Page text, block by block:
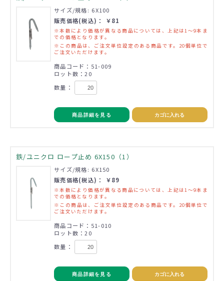
サイズ/規格: 6X100
販売価格(税込)： ￥81
※本数により価格が異なる商品については、上記は1～9本ま
での価格となります。
※この商品は、ご注文単位設定のある商品です。20個単位で
ご注文いただけます。
商品コード：51-009
ロット数：20
数量：
商品詳細を見る カゴに入れる
鉄/ユニクロ ロープ止め 6X150（1）
サイズ/規格: 6X150
販売価格(税込)： ￥89
※本数により価格が異なる商品については、上記は1～9本ま
での価格となります。
※この商品は、ご注文単位設定のある商品です。20個単位で
ご注文いただけます。
商品コード：51-010
ロット数：20
数量：
商品詳細を見る カゴに入れる